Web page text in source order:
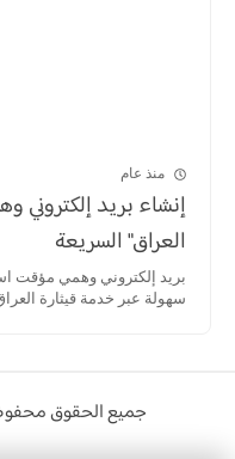
منذ عام
إنشاء بريد
العراق" السريعة
سهولة عبر خدمة قيثارة
جميع الحقوق